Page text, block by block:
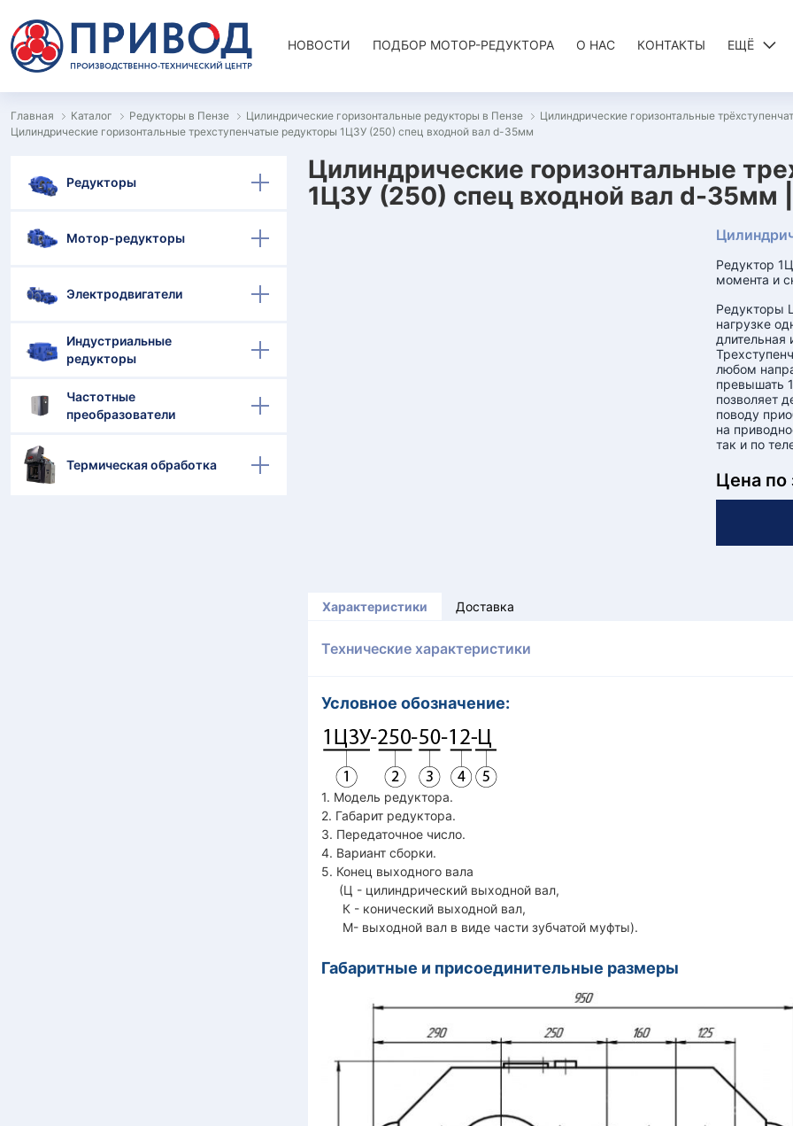
НОВОСТИ ПОДБОР МОТОР-РЕДУКТОРА О НАС КОНТАКТЫ ЕЩЁ
Главная Каталог Редукторы в Пензе Цилиндрические горизонтальные редукторы в Пензе
Цилиндрические горизонтальные
Цилиндрические горизонтальные трехступенчатые редукторы 1Ц3У (250) спец входной вал d-35мм
Редукторы
Мотор-редукторы
Электродвигатели
Индустриальные
редукторы
Частотные
преобразователи
Термическая обработка
Цилиндрические горизонтальные
1Ц3У (250) спец входной вал d-35мм
Редуктор
момента и
Редукторы
нагрузке
длительная
любом
превышать
позволяет
поводу
на
так и по
Цена по
Характеристики Доставка
Технические характеристики
Условное обозначение:
1. Модель редуктора.
2. Габарит редуктора.
3. Передаточное число.
4. Вариант сборки.
5. Конец выходного вала
(Ц - цилиндрический выходной вал,
К - конический выходной вал,
М- выходной вал в виде части зубчатой муфты).
Габаритные и присоединительные размеры